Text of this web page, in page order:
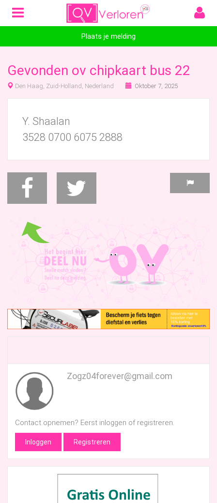
Plaats je melding
Gevonden ov chipkaart bus 22
Den Haag, Zuid-Holland, Nederland Oktober 7, 2025
Y. Shaalan
3528 0700 6075 2888
Zogz04forever@gmail.com
Contact opnemen? Eerst inloggen of registreren.
Inloggen Registreren